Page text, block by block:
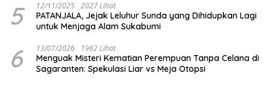
5 12/11/2025 2027 Lihat
PATANJALA, Jejak Leluhur Sunda yang Dihidupkan Lagi
untuk Menjaga Alam Sukabumi
6 13/07/2026 1962 Lihat
Menguak Misteri Kematian Perempuan Tanpa Celana di
Sagaranten: Spekulasi Liar vs Meja Otopsi